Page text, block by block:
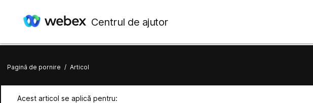
Centrul de ajutor
Pagină de pornire / Articol
Acest articol se aplică pentru: